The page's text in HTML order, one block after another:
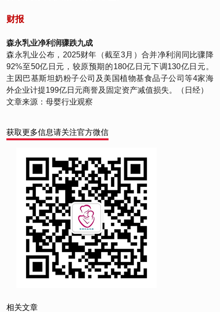
财报
森永乳业净利润骤跌九成
森永乳业公布，2025财年（截至3月）合并净利润同比骤降
92%至50亿日元，较原预期的180亿日元下调130亿日元。
主因巴基斯坦奶粉子公司及美国植物基食品子公司等4家海
外企业计提199亿日元商誉及固定资产减值损失。（日经）
文章来源：母婴行业观察
获取更多信息请关注官方微信
相关文章